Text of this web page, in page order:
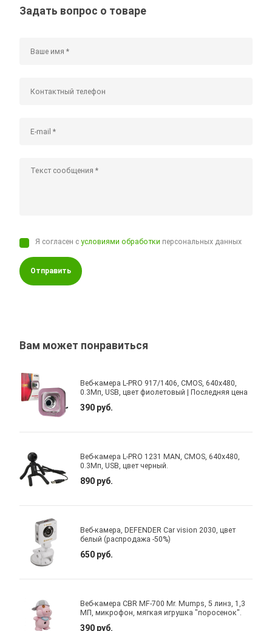
Задать вопрос о товаре
Я согласен сусловиями обработки персональных данных
Отправить
Вам может понравиться
Веб-камера L-PRO 917/1406, CMOS, 640x480,
0.3Мп, USB, цвет фиолетовый | Последняя цена
390 руб.
Веб-камера L-PRO 1231 MAN, CMOS, 640x480,
0.3Мп, USB, цвет черный.
890 руб.
Веб-камера, DEFENDER Car vision 2030, цвет
белый (распродажа -50%)
650 руб.
Веб-камера CBR MF-700 Mr. Mumps, 5 линз, 1,3
МП, микрофон, мягкая игрушка "поросенок".
390 руб.